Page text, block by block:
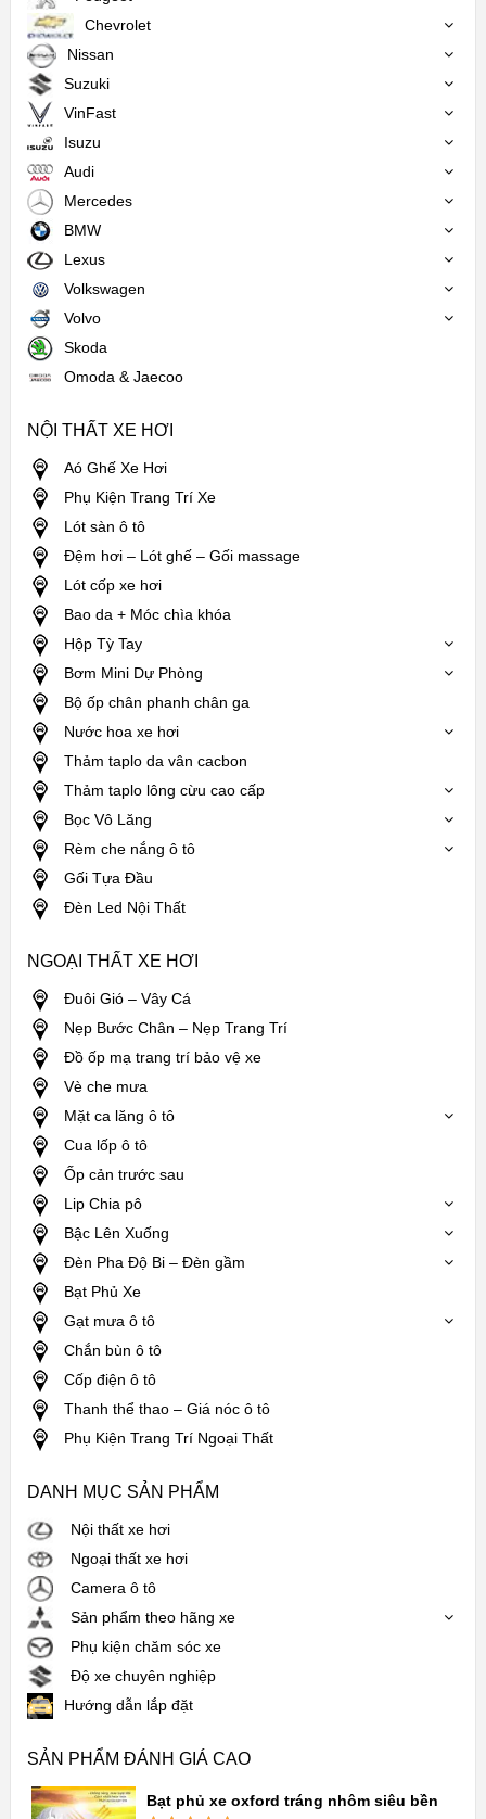
Chevrolet
Nissan
Suzuki
VinFast
Isuzu
Audi
Mercedes
BMW
Lexus
Volkswagen
Volvo
Skoda
Omoda & Jaecoo
NỘI THẤT XE HƠI
Aó Ghế Xe Hơi
Phụ Kiện Trang Trí Xe
Lót sàn ô tô
Đệm hơi – Lót ghế – Gối massage
Lót cốp xe hơi
Bao da + Móc chìa khóa
Hộp Tỳ Tay
Bơm Mini Dự Phòng
Bộ ốp chân phanh chân ga
Nước hoa xe hơi
Thảm taplo da vân cacbon
Thảm taplo lông cừu cao cấp
Bọc Vô Lăng
Rèm che nắng ô tô
Gối Tựa Đầu
Đèn Led Nội Thất
NGOẠI THẤT XE HƠI
Đuôi Gió – Vây Cá
Nẹp Bước Chân – Nẹp Trang Trí
Đồ ốp mạ trang trí bảo vệ xe
Vè che mưa
Mặt ca lăng ô tô
Cua lốp ô tô
Ốp cản trước sau
Lip Chia pô
Bậc Lên Xuống
Đèn Pha Độ Bi – Đèn gầm
Bạt Phủ Xe
Gạt mưa ô tô
Chắn bùn ô tô
Cốp điện ô tô
Thanh thể thao – Giá nóc ô tô
Phụ Kiện Trang Trí Ngoại Thất
DANH MỤC SẢN PHẨM
Nội thất xe hơi
Ngoại thất xe hơi
Camera ô tô
Sản phẩm theo hãng xe
Phụ kiện chăm sóc xe
Độ xe chuyên nghiệp
Hướng dẫn lắp đặt
SẢN PHẨM ĐÁNH GIÁ CAO
Bạt phủ xe oxford tráng nhôm siêu bền